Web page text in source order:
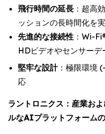
飛行時間の延長 ：超高
ッションの長時間化を
先進的な接続性 ：Wi-
HDビデオやセンサー
堅牢な設計：極限環境
応
ラントロニクス：産業お
ルなAIプラットフォーム